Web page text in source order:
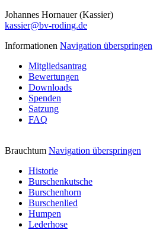
Johannes Hornauer (Kassier)
kassier@bv-roding.de
Informationen Navigation überspringen
Mitgliedsantrag
Bewertungen
Downloads
Spenden
Satzung
FAQ
Brauchtum Navigation überspringen
Historie
Burschenkutsche
Burschenhorn
Burschenlied
Humpen
Lederhose